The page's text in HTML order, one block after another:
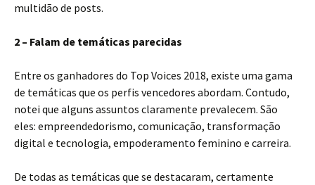
multidão de posts.
2 – Falam de temáticas parecidas
Entre os ganhadores do Top Voices 2018, existe uma gama
de temáticas que os perfis vencedores abordam. Contudo,
notei que alguns assuntos claramente prevalecem. São
eles: empreendedorismo, comunicação, transformação
digital e tecnologia, empoderamento feminino e carreira.
De todas as temáticas que se destacaram, certamente